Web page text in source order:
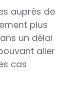
auprès de
plus
un délai
aller
cas